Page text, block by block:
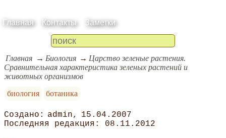
Главная Контакты Заметки
Главная Биология
Царство зеленые растения.
Сравнительная характеристика зеленых растений и
животных организмов
биология
ботаника
admin
15.04.2007
08.11.2012